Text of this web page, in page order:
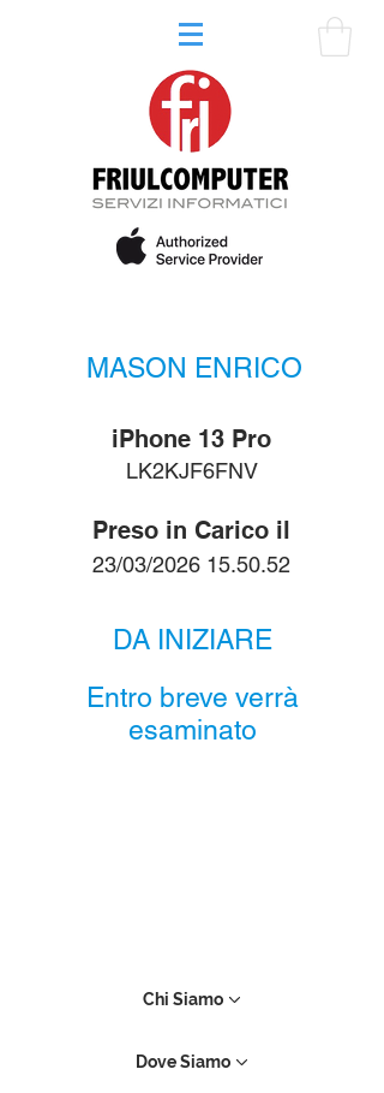
MASON ENRICO
LK2KJF6FNV
iPhone 13 Pro
Preso in Carico il
23/03/2026 15.50.52
DA INIZIARE
Entro breve verrà
esaminato
Chi Siamo
Dove Siamo